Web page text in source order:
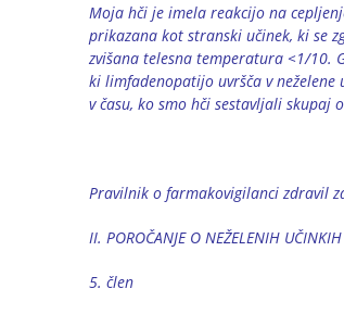
Moja hči je imela reakcijo na
prikazana kot stranski učinek, ki se
zvišana telesna temperatura <1/10.
ki limfadenopatijo uvršča v
v času, ko smo hči sestavljali skupaj
Pravilnik o farmakovigilanci zdravil
II. POROČANJE O NEŽELENIH UČINKIH
5. člen